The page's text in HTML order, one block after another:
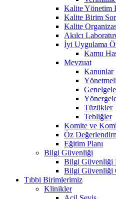
Kalite Yönetim
Kalite Birim
Kalite
Akılcı
İyi Uygulama
Kamu
Mevzuat
Kanunlar
Tüzükler
Tebliğler
Komite ve
Öz
Eğitim Planı
Bilgi Güvenliği
Bilgi Güvenliği
Bilgi Güvenliği
Tıbbi Birimlerimiz
Klinikler